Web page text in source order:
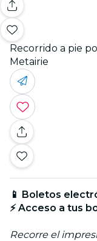
Recorrido a pie
Metairie
📱 Boletos
⚡ Acceso a tus
Recorre el